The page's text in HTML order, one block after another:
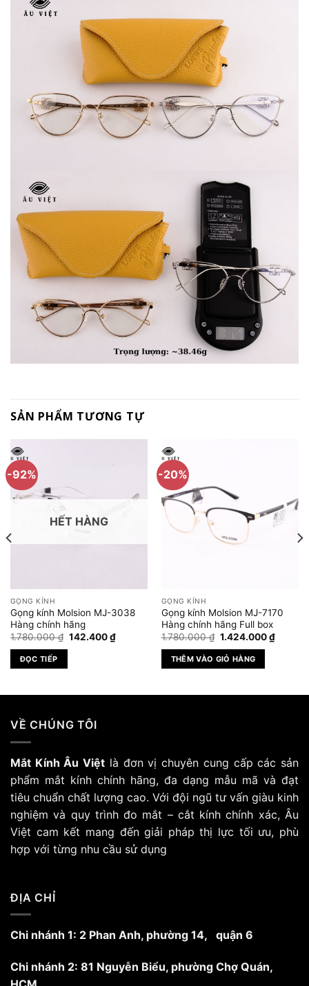
SẢN PHẨM TƯƠNG TỰ
-92%
HẾT HÀNG
GỌNG KÍNH
Gọng kính Molsion MJ-3038
Hàng chính hãng
1.780.000₫ Giá
142.400₫Giá
hiện
142.400 ₫.
ĐỌC TIẾP
-20%
GỌNG KÍNH
Gọng kính Molsion MJ-7170
Hàng chính hãng Full box
1.780.000₫ Giá
là:
1.780.000 ₫.
1.424.000₫Giá
hiện
THÊM VÀO GIỎ HÀNG
VỀ CHÚNG TÔI
Mắt Kính Âu Việt là đơn vị chuyên cung cấp các sản
phẩm mắt kính chính hãng, đa dạng mẫu mã và đạt
tiêu chuẩn chất lượng cao. Với đội ngũ tư vấn giàu kinh
nghiệm và quy trình đo mắt – cắt kính chính xác, Âu
Việt cam kết mang đến giải pháp thị lực tối ưu, phù
hợp với từng nhu cầu sử dụng
ĐỊA CHỈ
Chi nhánh 1: 2 Phan Anh, phường 14, quận 6
Chi nhánh 2: 81 Nguyễn Biểu, phường Chợ Quán,